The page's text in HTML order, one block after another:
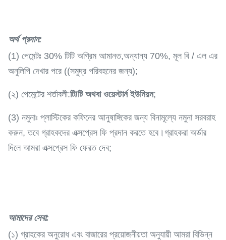
অর্থ প্রদান:
(1) পেমেন্টঃ 30% টিটি অগ্রিম আমানত,অন্যান্য 70%, মূল বি / এল এর
অনুলিপি দেখার পরে ((সমুদ্র পরিবহনের জন্য);
(২) পেমেন্টের শর্তাবলী:টি/টি অথবা ওয়েস্টার্ন ইউনিয়ন;
(3) নমুনাঃ প্লাস্টিকের কফিনের আনুষাঙ্গিকের জন্য বিনামূল্যে নমুনা সরবরাহ
করুন, তবে গ্রাহকদের এক্সপ্রেস ফি প্রদান করতে হবে।গ্রাহকরা অর্ডার
দিলে আমরা এক্সপ্রেস ফি ফেরত দেব;
আমাদের সেবা:
(১) গ্রাহকের অনুরোধ এবং বাজারের প্রয়োজনীয়তা অনুযায়ী আমরা বিভিন্ন